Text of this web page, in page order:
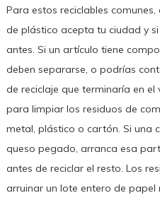
Para estos reciclables
de plástico acepta tu ciudad y
antes. Si un artículo tiene
deben separarse, o podrías
de reciclaje que terminaría en
para limpiar los residuos de
metal, plástico o cartón. Si una
queso pegado, arranca esa
antes de reciclar el resto. Los
arruinar un lote entero de papel